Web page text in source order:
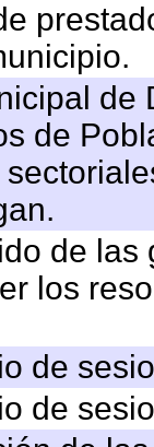
de
de
los
de
de